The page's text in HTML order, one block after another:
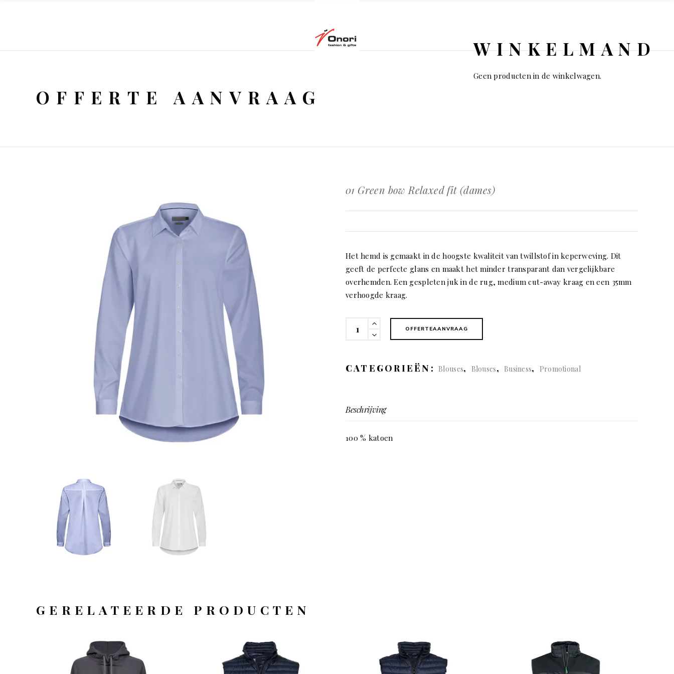
WINKELMAND
Geen producten in de winkelwagen.
OFFERTE AANVRAAG
01 Green bow Relaxed fit (dames)
Het hemd is gemaakt in de hoogste kwaliteit van twillstof in keperweving. Dit
geeft de perfecte glans en maakt het minder transparant dan vergelijkbare
overhemden. Een gespleten juk in de rug, medium cut-away kraag en een 35mm
verhoogde kraag.
OFFERTEAANVRAAG
CATEGORIEËN: Blouses, Blouses, Business, Promotional
Beschrijving
100 % katoen
GERELATEERDE PRODUCTEN